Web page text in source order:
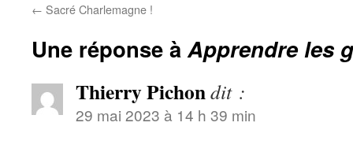
← Sacré Charlemagne !
Une réponse àApprendre les
Thierry Pichondit :
29 mai 2023 à 14 h 39 min